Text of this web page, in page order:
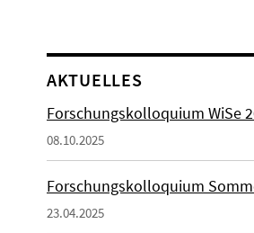
AKTUELLES
Forschungskolloquium WiSe
08.10.2025
Forschungskolloquium
23.04.2025